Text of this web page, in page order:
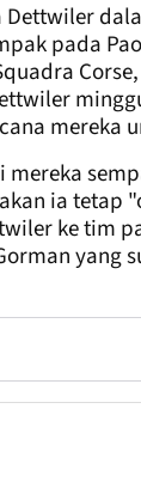
pada
mereka
mereka
ia tetap
ke tim
yang